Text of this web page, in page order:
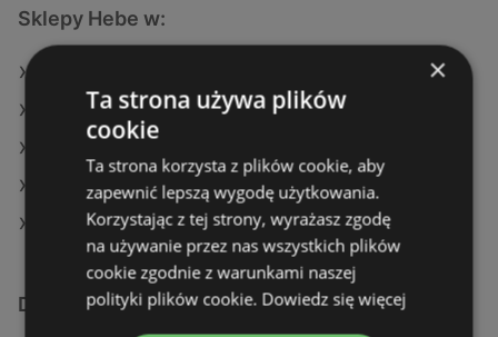
Sklepy Hebe w:
Hebe w Grębów
Hebe w Gniezno (Gmina)
Hebe w Świdwin (Gmina)
Dodatkowe łącza
×
Ta strona używa plików
cookie
Ta strona korzysta z plików cookie, aby
zapewnić lepszą wygodę użytkowania.
Korzystając z tej strony, wyrażasz zgodę
na używanie przez nas wszystkich plików
cookie zgodnie z warunkami naszej
polityki plików cookie. Dowiedz się więcej